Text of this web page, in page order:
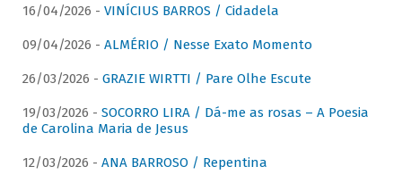
16/04/2026 - VINÍCIUS BARROS / Cidadela
09/04/2026 - ALMÉRIO / Nesse Exato Momento
26/03/2026 - GRAZIE WIRTTI / Pare Olhe Escute
19/03/2026 - SOCORRO LIRA / Dá-me as rosas – A Poesia
de Carolina Maria de Jesus
12/03/2026 - ANA BARROSO / Repentina